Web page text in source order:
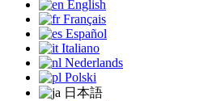
English
Français
Español
Italiano
Nederlands
Polski
日本語